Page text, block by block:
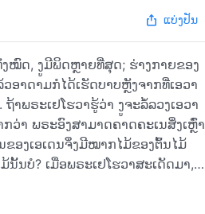
ແບ່ງປັນ
ງໝົດ, ງູມີພິດຫຼາຍທີ່ສຸດ; ຮ່າງກາຍຂອງ
ອາດາມກໍໄດ້ເຮັດບາບຫຼັງຈາກທີ່ເອວາ
ພຣະເຢໂຮວາຮູ້ວ່າ ງູຈະລໍ້ລວງເອວາ
ວ່າ ພຣະອົງສາມາດຄາດຄະເນສິ່ງເຫຼົ່າ
ອງເອເດນຈຶ່ງມີໝາກໄມ້ຂອງຕົ້ນໄມ້
ນບໍ? ເມື່ອພຣະເຢໂຮວາສະເດັດມາ,
ວງຂອງງູໄປແລ້ວ. ສຸດທ້າຍ ພຣະອົງກໍ